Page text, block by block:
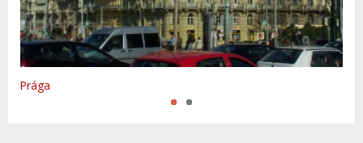
Prága
Varsó